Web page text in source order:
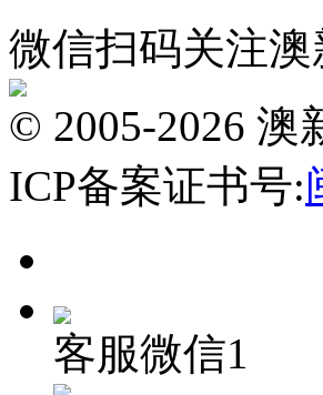
微信扫码关注澳
© 2005-2026 澳
ICP备案证书号:
客服微信1